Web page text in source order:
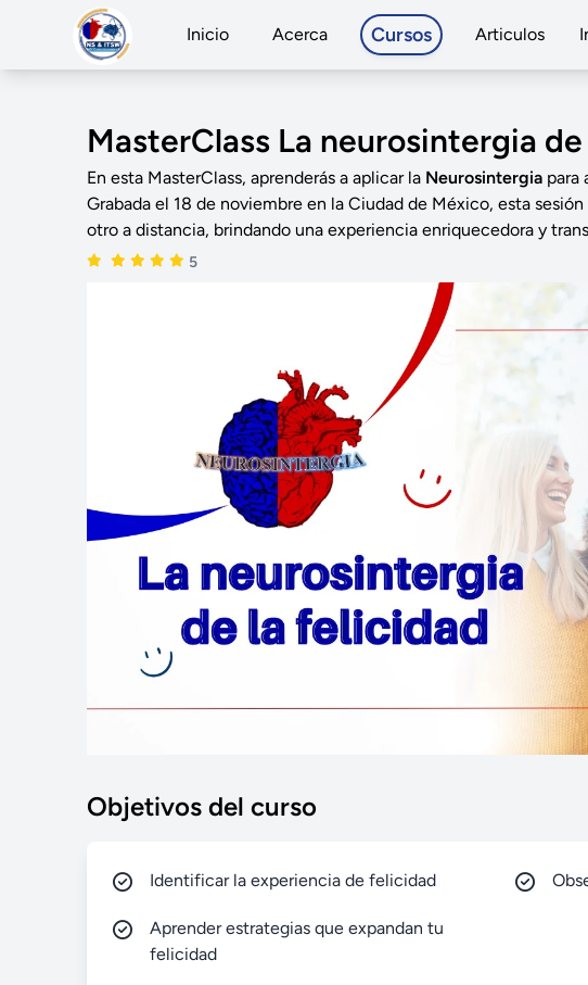
Inicio Acerca Cursos Articulos
MasterClass La neurosintergia
En esta MasterClass, aprenderás a aplicar la Neurosintergia para
Grabada el 18 de noviembre en la Ciudad de México, esta
otro a distancia, brindando una experiencia enriquecedora y
5
Objetivos del curso
Identificar la experiencia de felicidad
Aprender estrategias que expandan tu
felicidad